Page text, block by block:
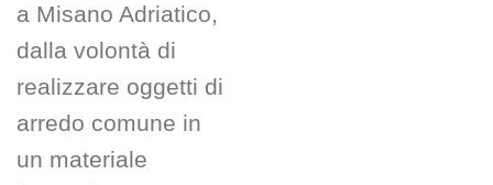
a Misano Adriatico,
dalla volontà di
realizzare oggetti di
arredo comune in
un materiale